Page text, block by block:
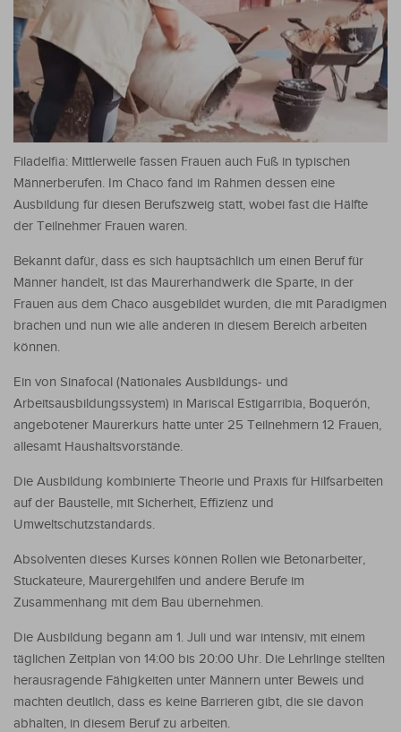
Filadelfia: Mittlerweile fassen Frauen auch Fuß in typischen
Männerberufen. Im Chaco fand im Rahmen dessen eine
Ausbildung für diesen Berufszweig statt, wobei fast die Hälfte
der Teilnehmer Frauen waren.
Bekannt dafür, dass es sich hauptsächlich um einen Beruf für
Männer handelt, ist das Maurerhandwerk die Sparte, in der
Frauen aus dem Chaco ausgebildet wurden, die mit Paradigmen
brachen und nun wie alle anderen in diesem Bereich arbeiten
können.
Ein von Sinafocal (Nationales Ausbildungs- und
Arbeitsausbildungssystem) in Mariscal Estigarribia, Boquerón,
angebotener Maurerkurs hatte unter 25 Teilnehmern 12 Frauen,
allesamt Haushaltsvorstände.
Die Ausbildung kombinierte Theorie und Praxis für Hilfsarbeiten
auf der Baustelle, mit Sicherheit, Effizienz und
Umweltschutzstandards.
Absolventen dieses Kurses können Rollen wie Betonarbeiter,
Stuckateure, Maurergehilfen und andere Berufe im
Zusammenhang mit dem Bau übernehmen.
Die Ausbildung begann am 1. Juli und war intensiv, mit einem
täglichen Zeitplan von 14:00 bis 20:00 Uhr. Die Lehrlinge stellten
herausragende Fähigkeiten unter Männern unter Beweis und
machten deutlich, dass es keine Barrieren gibt, die sie davon
abhalten, in diesem Beruf zu arbeiten.